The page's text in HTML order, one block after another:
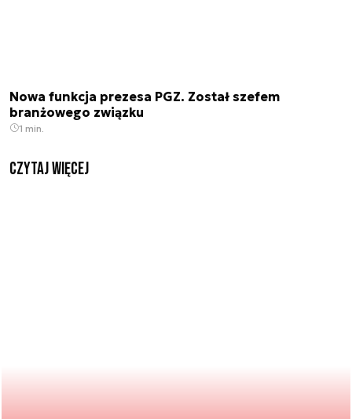
Nowa funkcja prezesa PGZ. Został szefem
branżowego związku
1 min.
czytaj więcej